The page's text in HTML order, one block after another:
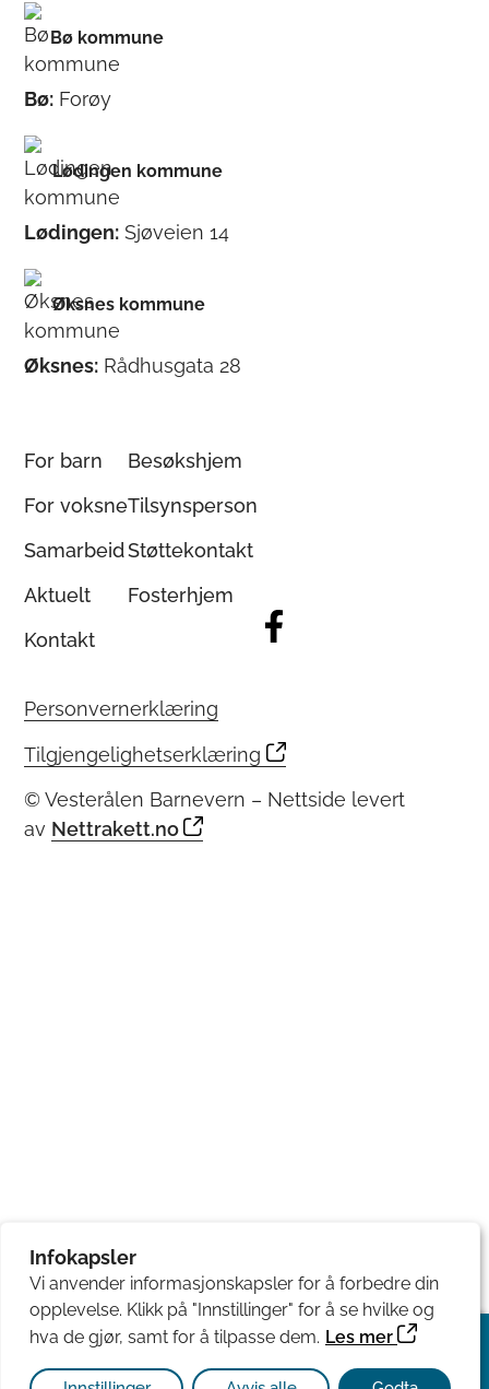
Infokapsler
Vi anvender informasjonskapsler for å forbedre din
opplevelse. Klikk på "Innstillinger" for å se hvilke og
hva de gjør, samt for å tilpasse dem. Les mer
Meny
Bø kommune
Bø: Forøy
Lødingen kommune
Lødingen: Sjøveien 14
Øksnes kommune
Øksnes: Rådhusgata 28
For barn
For voksne
Samarbeid
Aktuelt
Kontakt
Besøkshjem
Tilsynsperson
Støttekontakt
Fosterhjem
Personvernerklæring
Tilgjengelighetserklæring
© Vesterålen Barnevern – Nettside levert
av Nettrakett.no